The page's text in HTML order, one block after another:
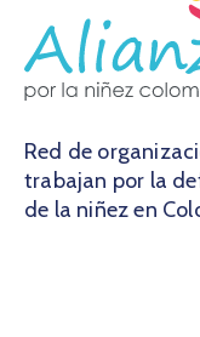
Red de
trabajan por la
de la niñez en